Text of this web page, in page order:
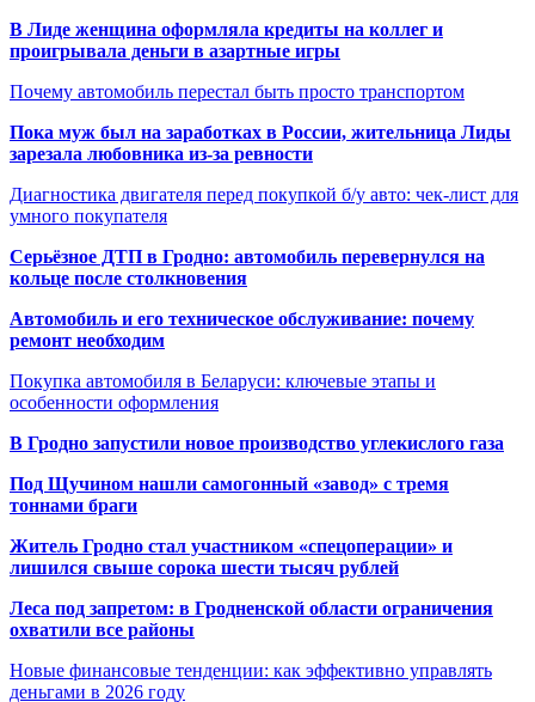
В Лиде женщина оформляла кредиты на коллег и
проигрывала деньги в азартные игры
Почему автомобиль перестал быть просто транспортом
Пока муж был на заработках в России, жительница Лиды
зарезала любовника из-за ревности
Диагностика двигателя перед покупкой б/у авто: чек-лист для
умного покупателя
Серьёзное ДТП в Гродно: автомобиль перевернулся на
кольце после столкновения
Автомобиль и его техническое обслуживание: почему
ремонт необходим
Покупка автомобиля в Беларуси: ключевые этапы и
особенности оформления
В Гродно запустили новое производство углекислого газа
Под Щучином нашли самогонный «завод» с тремя
тоннами браги
Житель Гродно стал участником «спецоперации» и
лишился свыше сорока шести тысяч рублей
Леса под запретом: в Гродненской области ограничения
охватили все районы
Новые финансовые тенденции: как эффективно управлять
деньгами в 2026 году